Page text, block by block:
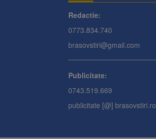
Redactie:
0773.834.740
brasovstiri@gmail.com
Publicitate:
0743.519.669
publicitate [@] brasovstiri.ro